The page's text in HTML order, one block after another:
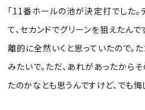
「11番ホールの池が決定打でした。
て、セカンドでグリーンを狙えたん
離的に全然いくと思っていたので。
みたいで。ただ、あれがあったから
たのかなとも思うんですけど、でも悔